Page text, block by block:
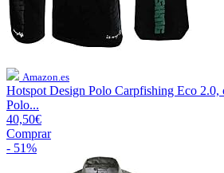
Amazon.es
Hotspot Design Polo Carpfishing Eco 2.0,
Polo...
40,50€
Comprar
- 51%